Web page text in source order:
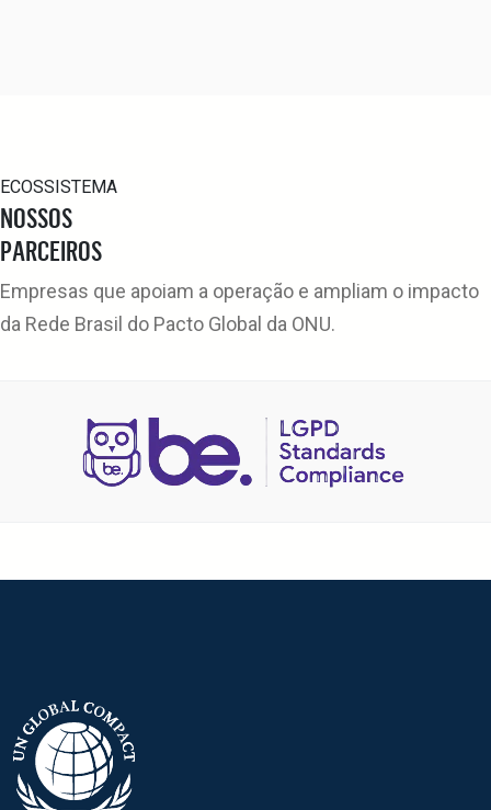
ECOSSISTEMA
NOSSOS
PARCEIROS
Empresas que apoiam a operação e ampliam o impacto
da Rede Brasil do Pacto Global da ONU.